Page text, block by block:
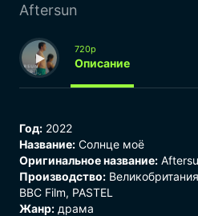
Aftersun
720p
Описание
Год: 2022
Название: Солнце моё
Оригинальное название:
Производство:
BBC Film, PASTEL
Жанр: драма